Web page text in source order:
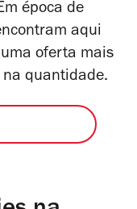
época de
aqui
oferta mais
quantidade.